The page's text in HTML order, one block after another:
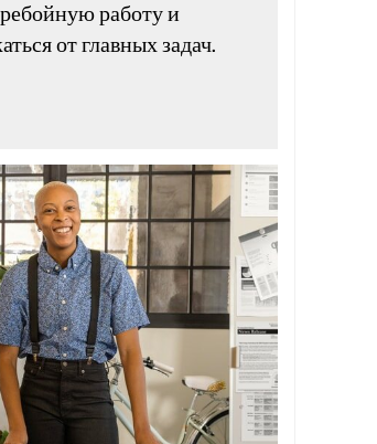
работу и
от главных задач.